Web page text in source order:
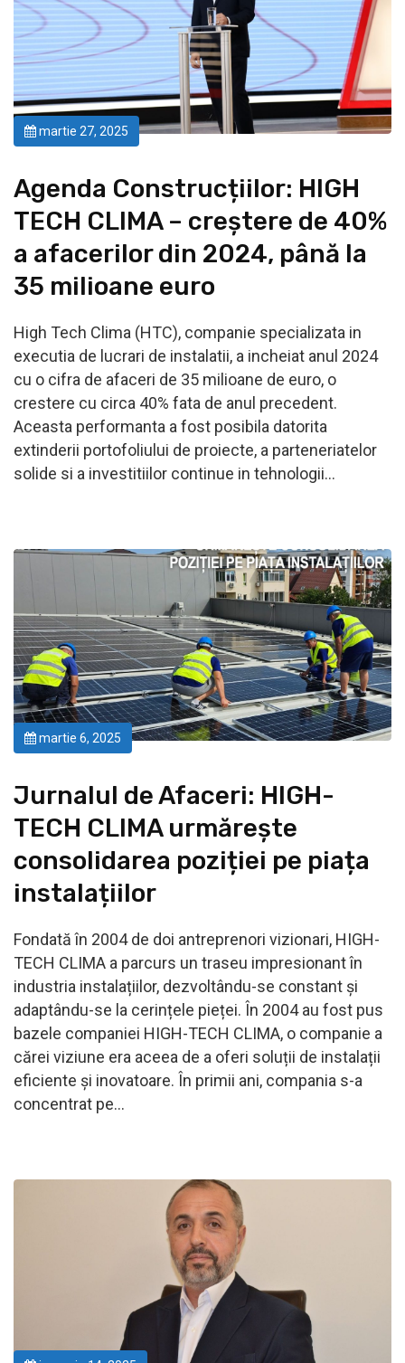
martie 27, 2025
Agenda Construcțiilor: HIGH
TECH CLIMA – creștere de 40%
a afacerilor din 2024, până la
35 milioane euro
High Tech Clima (HTC), companie specializata in
executia de lucrari de instalatii, a incheiat anul 2024
cu o cifra de afaceri de 35 milioane de euro, o
crestere cu circa 40% fata de anul precedent.
Aceasta performanta a fost posibila datorita
extinderii portofoliului de proiecte, a parteneriatelor
solide si a investitiilor continue in tehnologii…
martie 6, 2025
Jurnalul de Afaceri: HIGH-
TECH CLIMA urmărește
consolidarea poziției pe piața
instalațiilor
Fondată în 2004 de doi antreprenori vizionari, HIGH-
TECH CLIMA a parcurs un traseu impresionant în
industria instalațiilor, dezvoltându-se constant și
adaptându-se la cerințele pieței. În 2004 au fost pus
bazele companiei HIGH-TECH CLIMA, o companie a
cărei viziune era aceea de a oferi soluții de instalații
eficiente și inovatoare. În primii ani, compania s-a
concentrat pe…